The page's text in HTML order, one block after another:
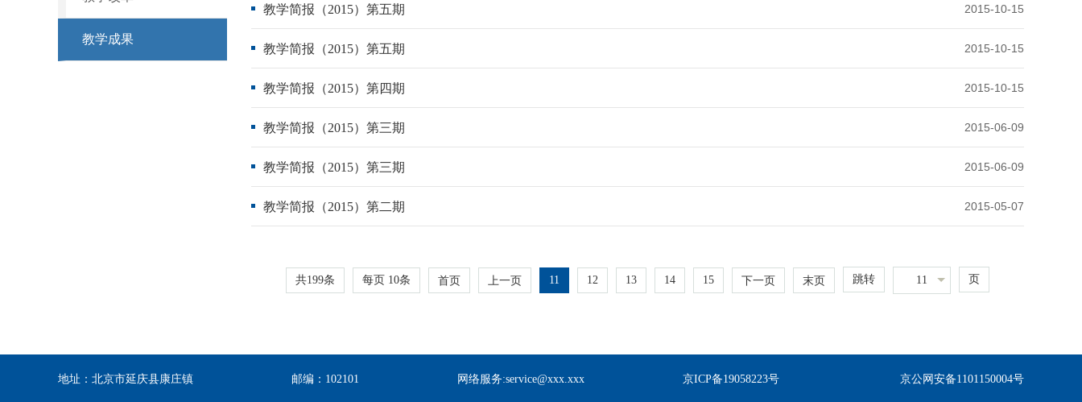
教学成果
2015-10-15
教学简报（2015）第五期
2015-10-15
教学简报（2015）第五期
2015-10-15
教学简报（2015）第四期
2015-06-09
教学简报（2015）第三期
2015-06-09
教学简报（2015）第三期
2015-05-07
教学简报（2015）第二期
共199条 每页 10条 首页 上一页 11 12 13 14 15 下一页 末页 跳转 11 页
地址：北京市延庆县康庄镇 邮编：102101 网络服务:service@xxx.xxx 京ICP备19058223号 京公网安备1101150004号